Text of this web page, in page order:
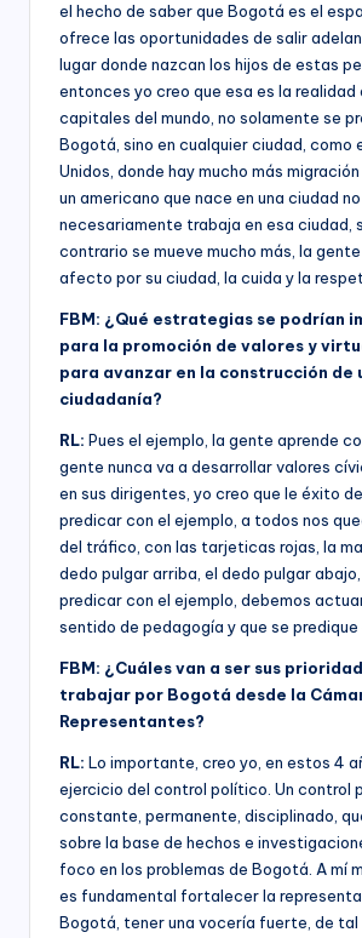
el hecho de saber que Bogotá es el
ofrece las oportunidades de salir
lugar donde nazcan los hijos de estas
entonces yo creo que esa es la realidad
capitales del mundo, no solamente se
Bogotá, sino en cualquier ciudad, como
Unidos, donde hay mucho más
un americano que nace en una ciudad no
necesariamente trabaja en esa ciudad,
contrario se mueve mucho más, la
afecto por su ciudad, la cuida y la
FBM: ¿Qué estrategias se podrían
para la promoción de valores y
para avanzar en la construcción de
ciudadanía?
RL: Pues el ejemplo, la gente aprende
gente nunca va a desarrollar valores
en sus dirigentes, yo creo que le éxito
predicar con el ejemplo, a todos nos
del tráfico, con las tarjeticas rojas, la
dedo pulgar arriba, el dedo pulgar
predicar con el ejemplo, debemos
sentido de pedagogía y que se predique
FBM: ¿Cuáles van a ser sus
trabajar por Bogotá desde la
Representantes?
RL: Lo importante, creo yo, en estos 4
ejercicio del control político. Un control
constante, permanente, disciplinado,
sobre la base de hechos e
foco en los problemas de Bogotá. A mí
es fundamental fortalecer la
Bogotá, tener una vocería fuerte, de tal